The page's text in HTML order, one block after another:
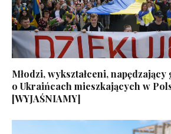
Młodzi, wykształceni,
o Ukraińcach mieszkających w
[WYJAŚNIAMY]